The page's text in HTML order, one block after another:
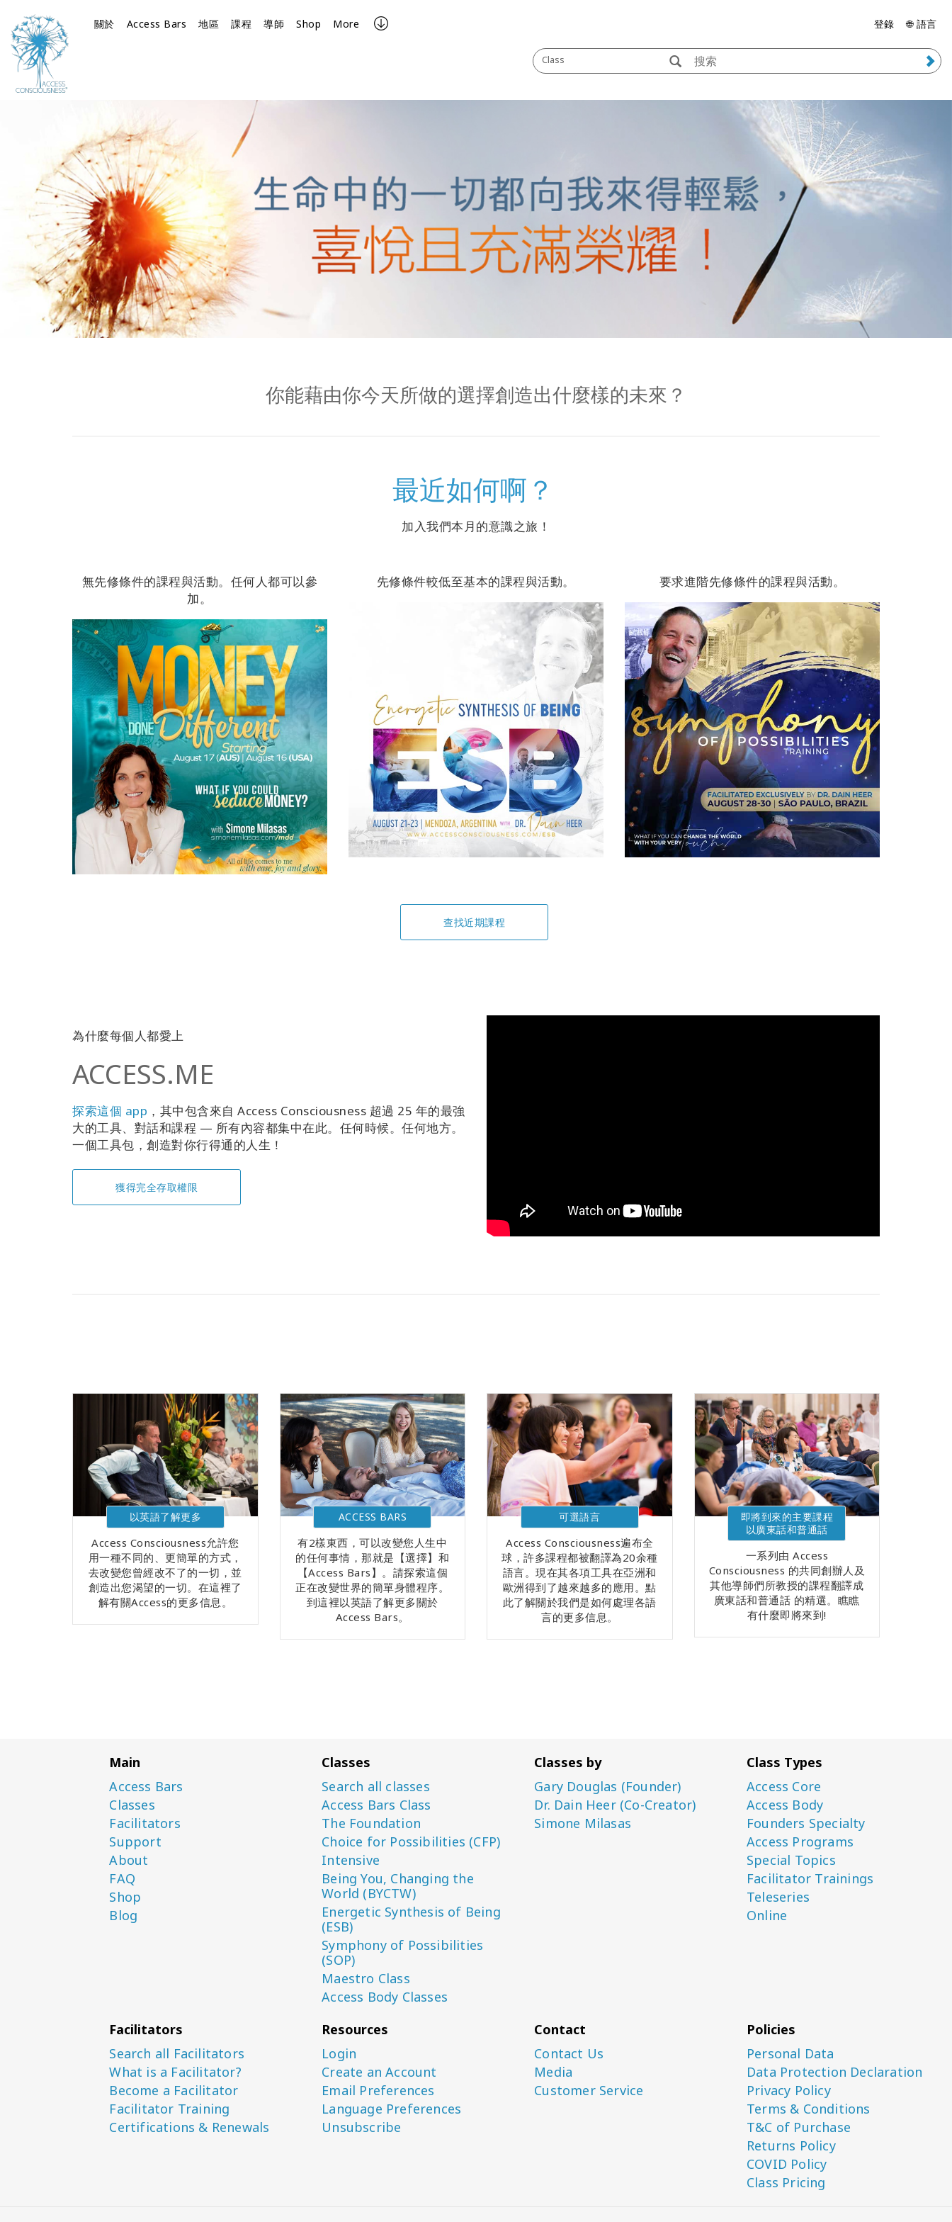
關於 Access Bars 地區 課程 導師 Shop More 登錄 🌐 語言
Class
你能藉由你今天所做的選擇創造出什麼樣的未來？
最近如何啊？
加入我們本月的意識之旅！
無先修條件的課程與活動。任何人都可以參
加。
先修條件較低至基本的課程與活動。 要求進階先修條件的課程與活動。
查找近期課程
為什麼每個人都愛上
ACCESS.ME
探索這個 app ，其中包含來自 Access Consciousness 超過 25 年的最強
大的工具、對話和課程 — 所有內容都集中在此。任何時候。任何地方。
一個工具包，創造對你行得通的人生！
獲得完全存取權限
以英語了解更多
Access Consciousness允許您
用一種不同的、更簡單的方式，
去改變您曾經改不了的一切，並
創造出您渴望的一切。在這裡了
解有關Access的更多信息。
ACCESS BARS
有2樣東西，可以改變您人生中
的任何事情，那就是【選擇】和
【Access Bars】。請探索這個
正在改變世界的簡單身體程序。
到這裡以英語了解更多關於
Access Bars。
可選語言
Access Consciousness遍布全
球，許多課程都被翻譯為20余種
語言。現在其各項工具在亞洲和
歐洲得到了越來越多的應用。點
此了解關於我們是如何處理各語
言的更多信息。
即將到來的主要課程
以廣東話和普通話
一系列由 Access
Consciousness 的共同創辦人及
其他導師們所教授的課程翻譯成
廣東話和普通話 的精選。瞧瞧
有什麼即將來到!
Main
Access Bars
Classes
Facilitators
Support
About
FAQ
Shop
Blog
Classes
Search all classes
Access Bars Class
The Foundation
Choice for Possibilities (CFP)
Intensive
Being You, Changing the
World (BYCTW)
Energetic Synthesis of Being
(ESB)
Symphony of Possibilities
(SOP)
Maestro Class
Access Body Classes
Classes by
Gary Douglas (Founder)
Dr. Dain Heer (Co-Creator)
Simone Milasas
Class Types
Access Core
Access Body
Founders Specialty
Access Programs
Special Topics
Facilitator Trainings
Teleseries
Online
Facilitators
Search all Facilitators
What is a Facilitator?
Become a Facilitator
Facilitator Training
Certifications & Renewals
Resources
Login
Create an Account
Email Preferences
Language Preferences
Unsubscribe
Contact
Contact Us
Media
Customer Service
Policies
Personal Data
Data Protection Declaration
Privacy Policy
Terms & Conditions
T&C of Purchase
Returns Policy
COVID Policy
Class Pricing